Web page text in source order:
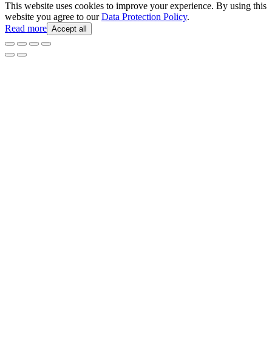
This website uses cookies to improve your experience. By using this
website you agree to ourData Protection Policy.
Read more Accept all